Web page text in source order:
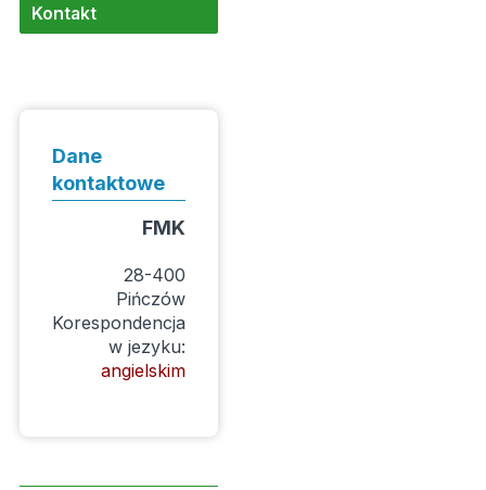
Kontakt
Dane
kontaktowe
FMK
28-400
Pińczów
Korespondencja
w jezyku:
angielskim